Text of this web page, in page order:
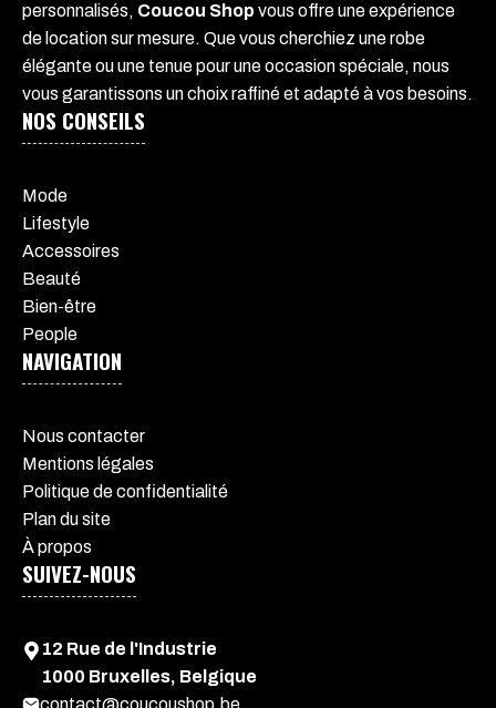
personnalisés, Coucou Shop vous offre une expérience
de location sur mesure. Que vous cherchiez une robe
élégante ou une tenue pour une occasion spéciale, nous
vous garantissons un choix raffiné et adapté à vos besoins.
NOS CONSEILS
Mode
Lifestyle
Accessoires
Beauté
Bien-être
People
NAVIGATION
Nous contacter
Mentions légales
Politique de confidentialité
Plan du site
À propos
SUIVEZ-NOUS
12 Rue de l'Industrie
1000 Bruxelles, Belgique
contact@coucoushop.be